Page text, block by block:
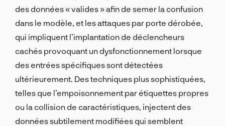
des données « valides » afin de semer la confusion
dans le modèle, et les attaques par porte dérobée,
qui impliquent l’implantation de déclencheurs
cachés provoquant un dysfonctionnement lorsque
des entrées spécifiques sont détectées
ultérieurement. Des techniques plus sophistiquées,
telles que l’empoisonnement par étiquettes propres
ou la collision de caractéristiques, injectent des
données subtilement modifiées qui semblent